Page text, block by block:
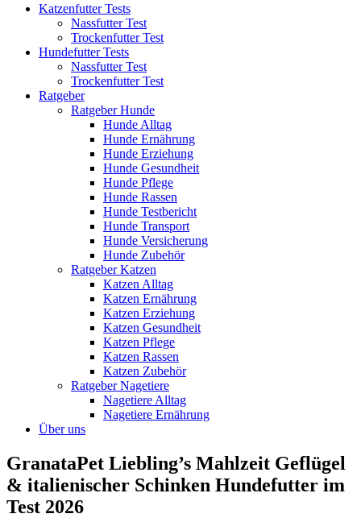
Katzenfutter Tests
Nassfutter Test
Trockenfutter Test
Hundefutter Tests
Nassfutter Test
Trockenfutter Test
Ratgeber
Ratgeber Hunde
Hunde Alltag
Hunde Ernährung
Hunde Erziehung
Hunde Gesundheit
Hunde Pflege
Hunde Rassen
Hunde Testbericht
Hunde Transport
Hunde Versicherung
Hunde Zubehör
Ratgeber Katzen
Katzen Alltag
Katzen Ernährung
Katzen Erziehung
Katzen Gesundheit
Katzen Pflege
Katzen Rassen
Katzen Zubehör
Ratgeber Nagetiere
Nagetiere Alltag
Nagetiere Ernährung
Über uns
GranataPet Liebling’s Mahlzeit Geflügel
& italienischer Schinken Hundefutter im
Test 2026